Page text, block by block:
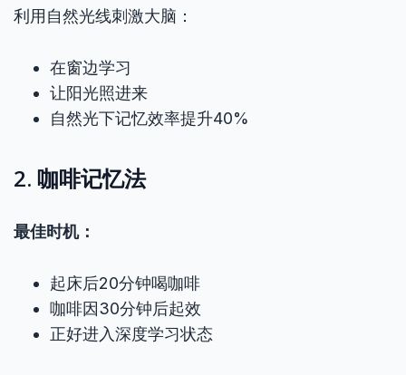
利用自然光线刺激大脑：
在窗边学习
让阳光照进来
自然光下记忆效率提升40%
2. 咖啡记忆法
最佳时机：
起床后20分钟喝咖啡
咖啡因30分钟后起效
正好进入深度学习状态